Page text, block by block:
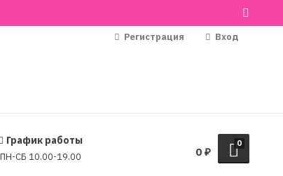
Регистрация Вход
График работы
ПН-СБ 10.00-19.00
0
0 ₽